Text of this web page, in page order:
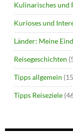
Kulinarisches und
Kurioses und
Länder: Meine
Reisegeschichten
Tipps allgemein
Tipps Reiseziele